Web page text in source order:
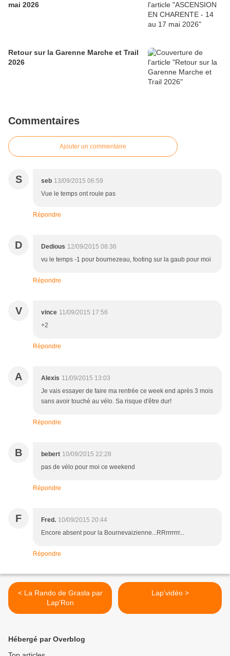
mai 2026
Retour sur la Garenne Marche et Trail
2026
Commentaires
Ajouter un commentaire
S seb 13/09/2015 06:59
Vue le temps ont roule pas
Répondre
D Dedious 12/09/2015 08:36
vu le temps -1 pour bournezeau, footing sur la gaub pour moi
Répondre
V vince 11/09/2015 17:56
+2
Répondre
A Alexis 11/09/2015 13:03
Je vais essayer de faire ma rentrée ce week end après 3 mois
sans avoir touché au vélo. Sa risque d'être dur!
Répondre
B bebert 10/09/2015 22:28
pas de vélo pour moi ce weekend
Répondre
F Fred. 10/09/2015 20:44
Encore absent pour la Bournevaizienne...RRrrrrrrr...
Répondre
< La Rando de Grasla par
Lap'Ron
Lap'vidéo >
Hébergé par Overblog